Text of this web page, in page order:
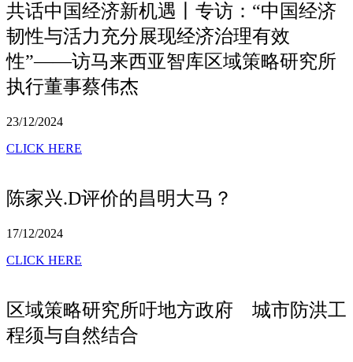
共话中国经济新机遇丨专访：“中国经济
韧性与活力充分展现经济治理有效
性”——访马来西亚智库区域策略研究所
执行董事蔡伟杰
23/12/2024
CLICK HERE
陈家兴.D评价的昌明大马？
17/12/2024
CLICK HERE
区域策略研究所吁地方政府 城市防洪工
程须与自然结合